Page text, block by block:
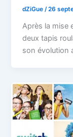
dZiGue/26
Après la mise
deux tapis
son évolution